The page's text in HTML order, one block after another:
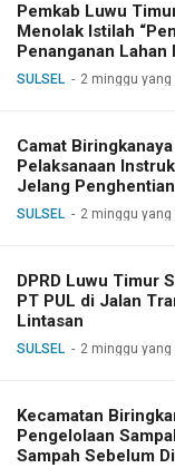
Pemkab Luwu
Menolak Istilah
Penanganan Lahan
SULSEL 2 minggu yang
Camat
Pelaksanaan
Jelang
SULSEL 2 minggu yang
DPRD Luwu Timur
PT PUL di Jalan
Lintasan
SULSEL 2 minggu yang
Kecamatan
Pengelolaan
Sampah Sebelum